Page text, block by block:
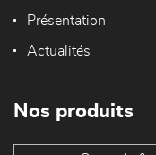
Présentation
Actualités
Nos produits